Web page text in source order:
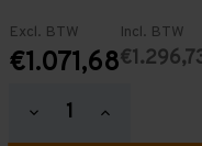
Excl. BTW
€1.071,68
Incl. BTW
Hoeveelheid
verlagen
Hoeveelheid
verhogen